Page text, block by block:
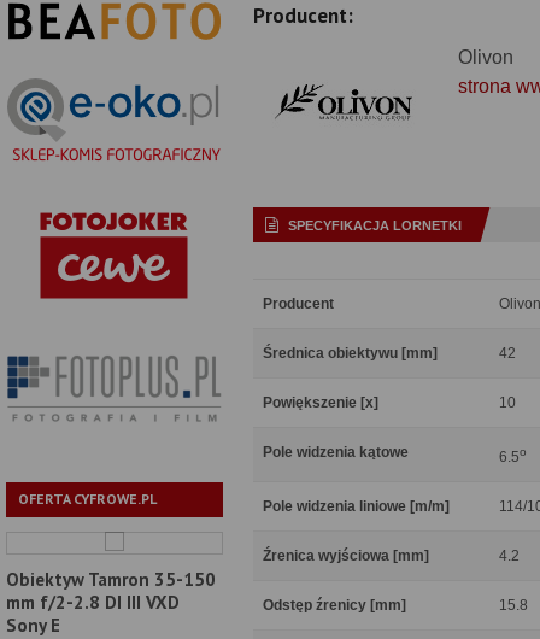
OFERTA CYFROWE.PL
Obiektyw Tamron 35-150
mm f/2-2.8 DI III VXD
Sony E
Producent:
Olivon
strona
SPECYFIKACJA LORNETKI
Producent Olivon
Średnica obiektywu [mm] 42
Powiększenie [x] 10
Pole widzenia kątowe 6.5o
Pole widzenia liniowe [m/m] 114/
Źrenica wyjściowa [mm] 4.2
Odstęp źrenicy [mm] 15.8